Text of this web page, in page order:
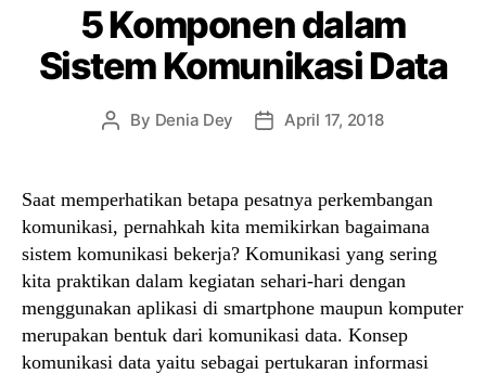
5 Komponen dalam
Sistem Komunikasi Data
Post
By Denia Dey
PostApril 17, 2018
Saat memperhatikan betapa pesatnya perkembangan
komunikasi, pernahkah kita memikirkan bagaimana
sistem komunikasi bekerja? Komunikasi yang sering
kita praktikan dalam kegiatan sehari-hari dengan
menggunakan aplikasi di smartphone maupun komputer
merupakan bentuk dari komunikasi data. Konsep
komunikasi data yaitu sebagai pertukaran informasi